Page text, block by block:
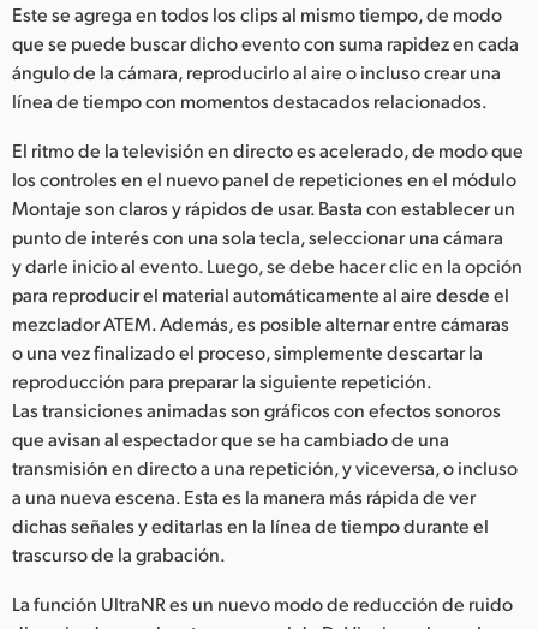
Este se agrega en todos los clips al mismo tiempo, de modo
que se puede buscar dicho evento con suma rapidez en cada
ángulo de la cámara, reproducirlo al aire o incluso crear una
línea de tiempo con momentos destacados relacionados.
El ritmo de la televisión en directo es acelerado, de modo que
los controles en el nuevo panel de repeticiones en el módulo
Montaje son claros y rápidos de usar. Basta con establecer un
punto de interés con una sola tecla, seleccionar una cámara
y darle inicio al evento. Luego, se debe hacer clic en la opción
para reproducir el material automáticamente al aire desde el
mezclador ATEM. Además, es posible alternar entre cámaras
o una vez finalizado el proceso, simplemente descartar la
reproducción para preparar la siguiente repetición.
Las transiciones animadas son gráficos con efectos sonoros
que avisan al espectador que se ha cambiado de una
transmisión en directo a una repetición, y viceversa, o incluso
a una nueva escena. Esta es la manera más rápida de ver
dichas señales y editarlas en la línea de tiempo durante el
trascurso de la grabación.
La función UltraNR es un nuevo modo de reducción de ruido